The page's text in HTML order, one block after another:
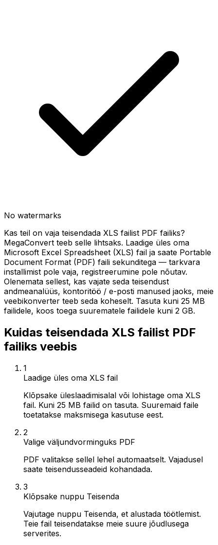
No watermarks
Kas teil on vaja teisendada XLS failist PDF failiks?
MegaConvert teeb selle lihtsaks. Laadige üles oma
Microsoft Excel Spreadsheet (XLS) fail ja saate Portable
Document Format (PDF) faili sekunditega — tarkvara
installimist pole vaja, registreerumine pole nõutav.
Olenemata sellest, kas vajate seda teisendust
andmeanalüüs, kontoritöö / e-posti manused jaoks, meie
veebikonverter teeb seda koheselt. Tasuta kuni 25 MB
failidele, koos toega suurematele failidele kuni 2 GB.
Kuidas teisendada XLS failist PDF
failiks veebis
1
Laadige üles oma XLS fail
Klõpsake üleslaadimisalal või lohistage oma XLS
fail. Kuni 25 MB failid on tasuta. Suuremaid faile
toetatakse maksmisega kasutuse eest.
2
Valige väljundvorminguks PDF
PDF valitakse sellel lehel automaatselt. Vajadusel
saate teisendusseadeid kohandada.
3
Klõpsake nuppu Teisenda
Vajutage nuppu Teisenda, et alustada töötlemist.
Teie fail teisendatakse meie suure jõudlusega
serverites.